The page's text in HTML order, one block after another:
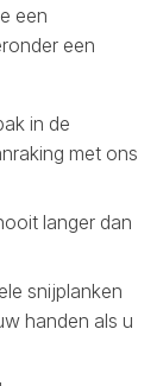
een
een
in de
met ons
langer dan
snijplanken
handen als u